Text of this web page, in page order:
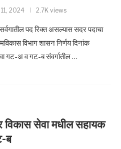
2024 2.7K views
पद रिक्त असल्यास सदर पदाचा
विभाग शासन निर्णय दिनांक
गट-अ व गट-ब संवर्गातील …
विकास सेवा मधील सहायक
ब